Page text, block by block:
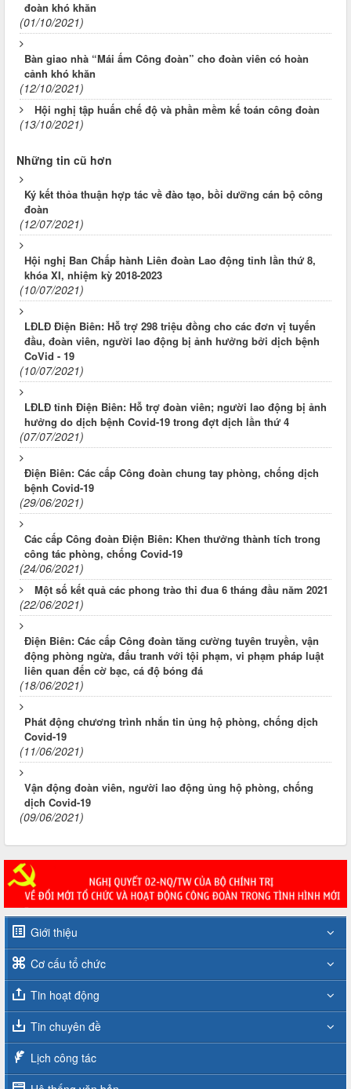
đoàn khó khăn
(01/10/2021)
Bàn giao nhà “Mái ấm Công đoàn” cho đoàn viên có hoàn
cảnh khó khăn
(12/10/2021)
Hội nghị tập huấn chế độ và phần mềm kế toán công đoàn
(13/10/2021)
Những tin cũ hơn
Ký kết thỏa thuận hợp tác về đào tạo, bồi dưỡng cán bộ công
đoàn
(12/07/2021)
Hội nghị Ban Chấp hành Liên đoàn Lao động tỉnh lần thứ 8,
khóa XI, nhiệm kỳ 2018-2023
(10/07/2021)
LĐLĐ Điện Biên: Hỗ trợ 298 triệu đồng cho các đơn vị tuyến
đầu, đoàn viên, người lao động bị ảnh hưởng bởi dịch bệnh
CoVid - 19
(10/07/2021)
LĐLĐ tỉnh Điện Biên: Hỗ trợ đoàn viên; người lao động bị ảnh
hưởng do dịch bệnh Covid-19 trong đợt dịch lần thứ 4
(07/07/2021)
Điện Biên: Các cấp Công đoàn chung tay phòng, chống dịch
bệnh Covid-19
(29/06/2021)
Các cấp Công đoàn Điện Biên: Khen thưởng thành tích trong
công tác phòng, chống Covid-19
(24/06/2021)
Một số kết quả các phong trào thi đua 6 tháng đầu năm 2021
(22/06/2021)
Điện Biên: Các cấp Công đoàn tăng cường tuyên truyền, vận
động phòng ngừa, đấu tranh với tội phạm, vi phạm pháp luật
liên quan đến cờ bạc, cá độ bóng đá
(18/06/2021)
Phát động chương trình nhắn tin ủng hộ phòng, chống dịch
Covid-19
(11/06/2021)
Vận động đoàn viên, người lao động ủng hộ phòng, chống
dịch Covid-19
(09/06/2021)
Giới thiệu
Cơ cấu tổ chức
Tin hoạt động
Tin chuyên đề
Lịch công tác